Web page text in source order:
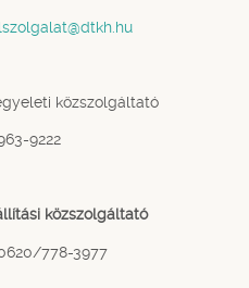
közszolgáltató
9222
közszolgáltató
778-3977